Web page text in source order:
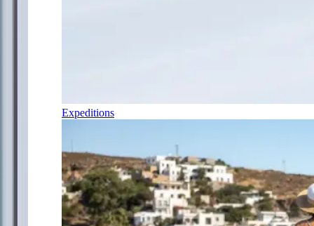
Expeditions